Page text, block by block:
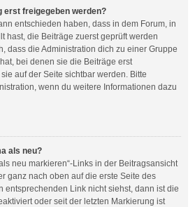
erst freigegeben werden?
entschieden haben, dass in dem Forum, in
hast, die Beiträge zuerst geprüft werden
dass die Administration dich zu einer Gruppe
bei denen sie die Beiträge erst
auf der Seite sichtbar werden. Bitte
wenn du weitere Informationen dazu
als neu?
neu markieren“-Links in der Beitragsansicht
ganz nach oben auf die erste Seite des
entsprechenden Link nicht siehst, dann ist die
oder seit der letzten Markierung ist